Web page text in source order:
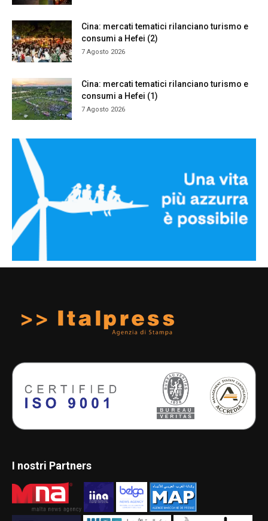
Cina: mercati tematici rilanciano turismo e
consumi a Hefei (2)
7 Agosto 2026
Cina: mercati tematici rilanciano turismo e
consumi a Hefei (1)
7 Agosto 2026
I nostri Partners